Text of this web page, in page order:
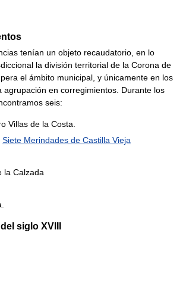
tenían un objeto recaudatorio, en lo
la división territorial de la Corona de
el ámbito municipal, y únicamente en los
agrupación en corregimientos. Durante los
seis:
Villas de la Costa.
Siete Merindades de Castilla Vieja
la Calzada
siglo XVIII